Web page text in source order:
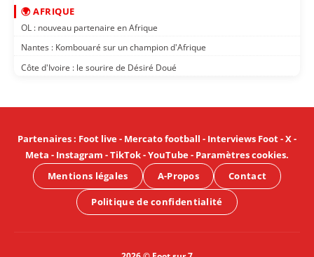
🌍 AFRIQUE
OL : nouveau partenaire en Afrique
Nantes : Kombouaré sur un champion d'Afrique
Côte d'Ivoire : le sourire de Désiré Doué
Partenaires: Foot live- Mercato football - Interviews Foot-X-
Meta - Instagram -TikTok-YouTube- Paramètres cookies.
Mentions légales
A-Propos Contact
Politique de confidentialité